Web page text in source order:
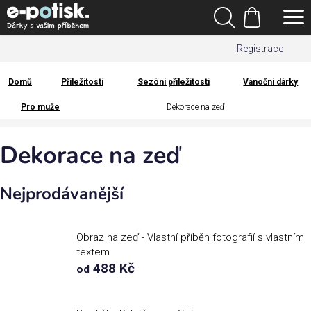
Přejít
na
obsah
Registrace
Hledat
Nákupní
košík
Kategorie
Dárek
pro
Rodina
Domů
Domů Příležitosti Sezóní příležitosti Vánoční dárky
Pro muže Dekorace na zeď
Dekorace na zeď
Nejprodávanější
Obraz na zeď - Vlastní příběh fotografií s vlastním
textem
od 488 Kč